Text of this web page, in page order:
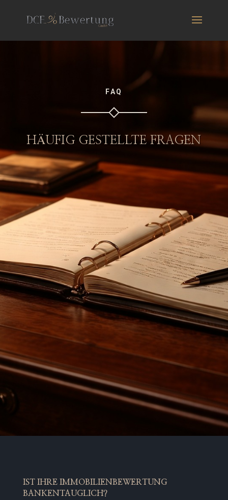
FAQ
HÄUFIG GESTELLTE FRAGEN
IST IHRE IMMOBILIENBEWERTUNG
BANKENTAUGLICH?